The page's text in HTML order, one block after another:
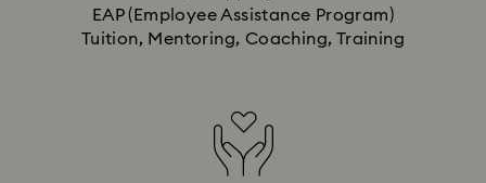
EAP (Employee Assistance Program)
Tuition, Mentoring, Coaching, Training